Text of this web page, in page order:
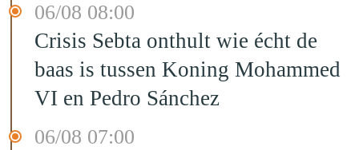
06/08 08:00
Crisis Sebta onthult wie écht de
baas is tussen Koning Mohammed
VI en Pedro Sánchez
06/08 07:00